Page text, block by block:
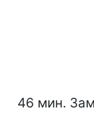
46 мин.